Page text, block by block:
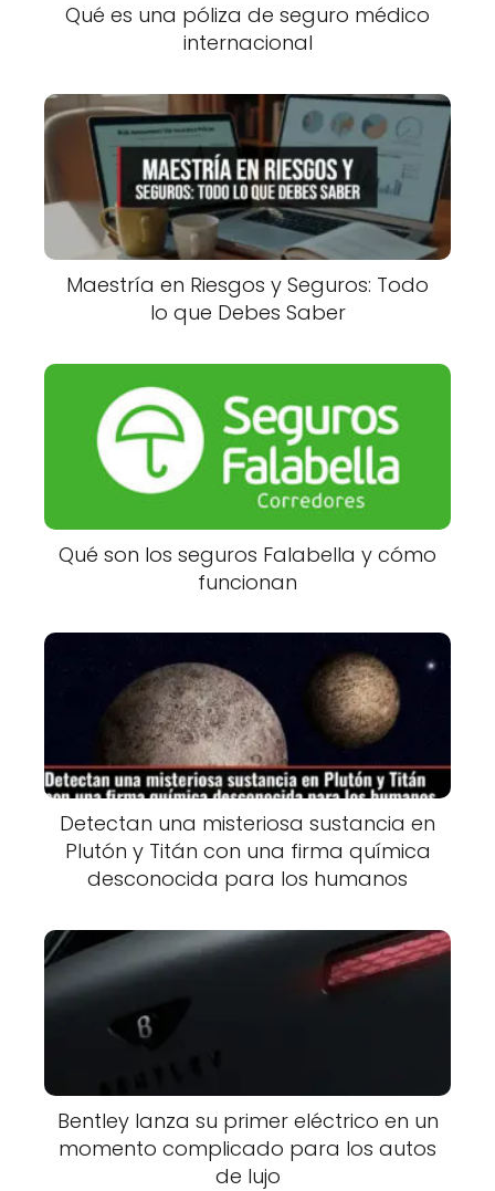
Qué es una póliza de seguro médico
internacional
Maestría en Riesgos y Seguros: Todo
lo que Debes Saber
Qué son los seguros Falabella y cómo
funcionan
Detectan una misteriosa sustancia en
Plutón y Titán con una firma química
desconocida para los humanos
Bentley lanza su primer eléctrico en un
momento complicado para los autos
de lujo